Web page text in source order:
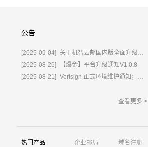
公告
[2025-09-04]
关于机智云邮国内版全面升级为%E2%80%9C鲸炫邮%E2%80%9D的通知
[2025-08-26]
【爆金】平台升级通知V1.0.8
[2025-08-21] Verisign 正式环境维护通知；含域名.com/.net
查看更多 >
热门产品 企业邮局 域名注册